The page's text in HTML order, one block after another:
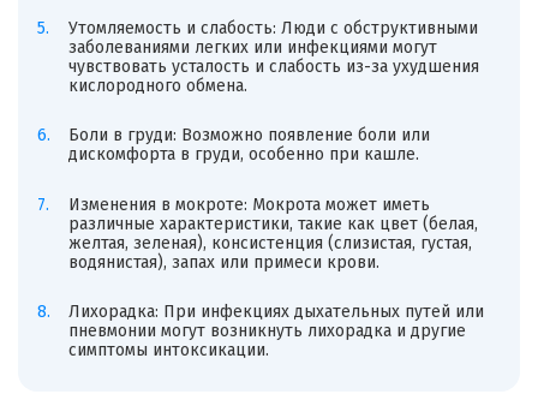
Утомляемость и слабость: Люди с обструктивными
заболеваниями легких или инфекциями могут
чувствовать усталость и слабость из-за ухудшения
кислородного обмена.
Боли в груди: Возможно появление боли или
дискомфорта в груди, особенно при кашле.
Изменения в мокроте: Мокрота может иметь
различные характеристики, такие как цвет (белая,
желтая, зеленая), консистенция (слизистая, густая,
водянистая), запах или примеси крови.
Лихорадка: При инфекциях дыхательных путей или
пневмонии могут возникнуть лихорадка и другие
симптомы интоксикации.